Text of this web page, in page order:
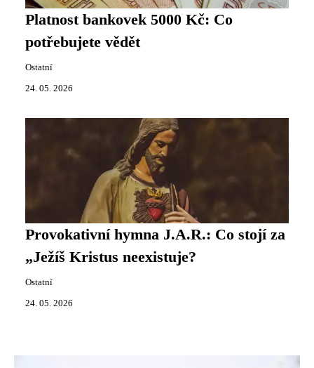
Platnost bankovek 5000 Kč: Co
potřebujete vědět
Ostatní
24. 05. 2026
Provokativní hymna J.A.R.: Co stojí za
„Ježíš Kristus neexistuje?
Ostatní
24. 05. 2026